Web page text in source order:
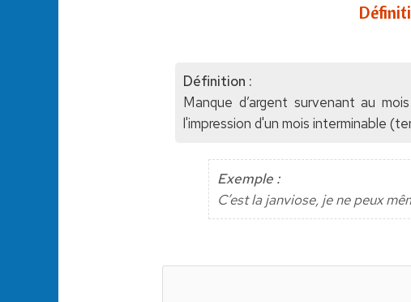
Définition :
Manque d’argent survenant au
l'impression d'un mois interminable
Exemple :
C’est la janviose, je ne peux